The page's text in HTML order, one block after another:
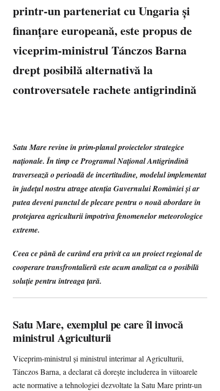
printr-un parteneriat cu Ungaria și
finanțare europeană, este propus de
viceprim-ministrul Tánczos Barna
drept posibilă alternativă la
controversatele rachete antigrindină
Satu Mare revine în prim-planul proiectelor strategice
naționale. În timp ce Programul Național Antigrindină
traversează o perioadă de incertitudine, modelul implementat
în județul nostru atrage atenția Guvernului României și ar
putea deveni punctul de plecare pentru o nouă abordare în
protejarea agriculturii împotriva fenomenelor meteorologice
extreme.
Ceea ce până de curând era privit ca un proiect regional de
cooperare transfrontalieră este acum analizat ca o posibilă
soluție pentru întreaga țară.
Satu Mare, exemplul pe care îl invocă
ministrul Agriculturii
Viceprim-ministrul și ministrul interimar al Agriculturii,
Tánczos Barna, a declarat că dorește includerea în viitoarele
acte normative a tehnologiei dezvoltate la Satu Mare printr-un